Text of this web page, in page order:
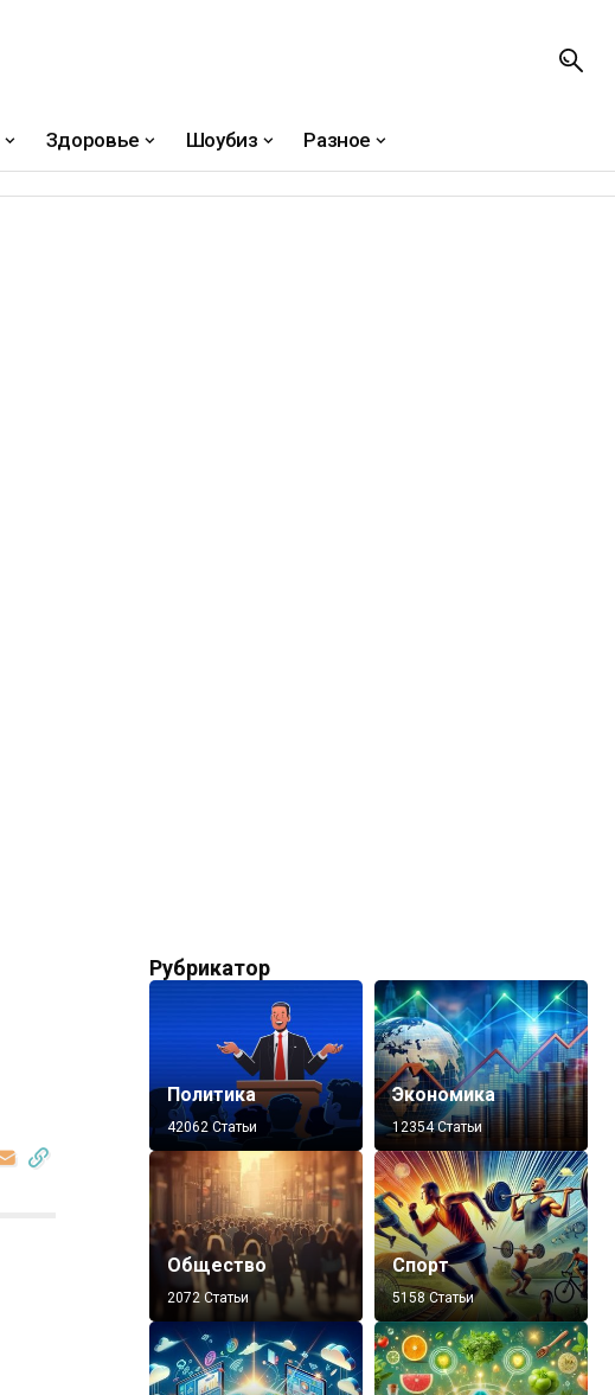
Здоровье Шоубиз Разное
Рубрикатор
Политика
42062 Статьи
Экономика
12354 Статьи
Общество
2072 Статьи
Спорт
5158 Статьи